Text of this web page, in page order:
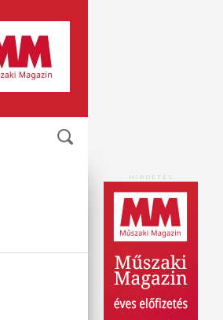
HIRDETÉS